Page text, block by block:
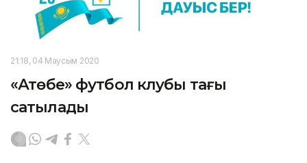
21:18, 04 Маусым 2020
«Ақтөбе» футбол клубы тағы
сатылады